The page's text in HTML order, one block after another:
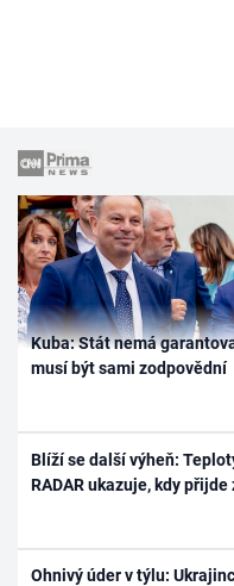
Kuba: Stát nemá
musí být sami zodpovědní
Blíží se další výheň:
RADAR ukazuje, kdy přijde
Ohnivý úder v týlu: